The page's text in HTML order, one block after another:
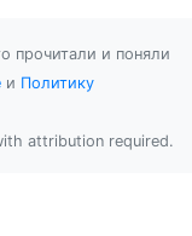
прочитали и поняли
и Политику
attribution required.